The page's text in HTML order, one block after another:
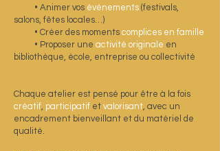
• Animer vos événements (festivals,
salons, fêtes locales…)
• Créer des moments complices en famille
• Proposer une activité originale en
bibliothèque, école, entreprise ou collectivité
Chaque atelier est pensé pour être à la fois
créatif, participatif et valorisant, avec un
encadrement bienveillant et du matériel de
qualité.